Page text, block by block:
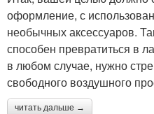
оформление, с
необычных аксессуаров.
способен превратиться в
в любом случае, нужно
свободного воздушного
читать дальше →